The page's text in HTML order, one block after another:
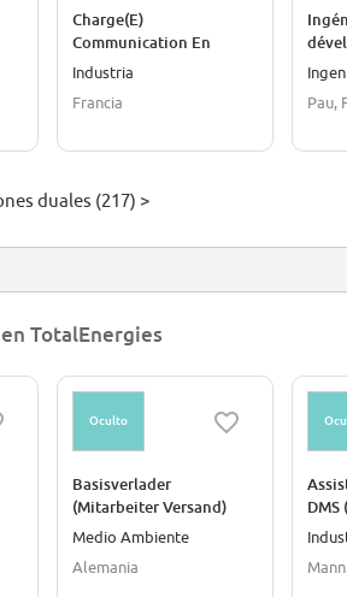
Charge(E)
Communication En
Alternance
Industria
Francia
Pau,
duales (217) >
TotalEnergies
Oculto
Basisverlader
(Mitarbeiter Versand)
(m/w/d)
Medio Ambiente
Alemania
DMS